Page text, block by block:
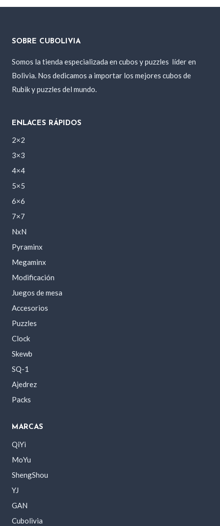
SOBRE CUBOLIVIA
Somos la tienda especializada en cubos y puzzles líder en
Bolivia. Nos dedicamos a importar los mejores cubos de
Rubik y puzzles del mundo.
ENLACES RÁPIDOS
2×2
3×3
4×4
5×5
6×6
7×7
NxN
Pyraminx
Megaminx
Modificación
Juegos de mesa
Accesorios
Puzzles
Clock
Skewb
SQ-1
Ajedrez
Packs
MARCAS
QiYi
MoYu
ShengShou
YJ
GAN
Cubolivia